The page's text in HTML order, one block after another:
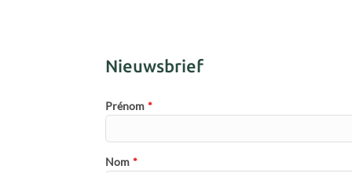
Nieuwsbrief
Prénom *
Nom *